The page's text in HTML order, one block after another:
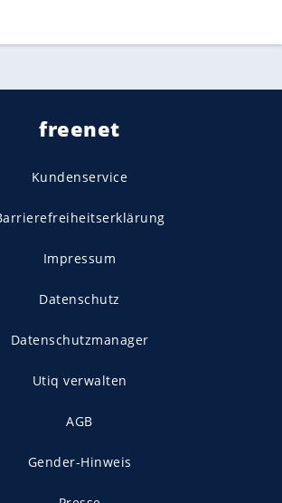
freenet
Kundenservice
Impressum
Datenschutz
Datenschutzmanager
Utiq verwalten
AGB
Gender-Hinweis